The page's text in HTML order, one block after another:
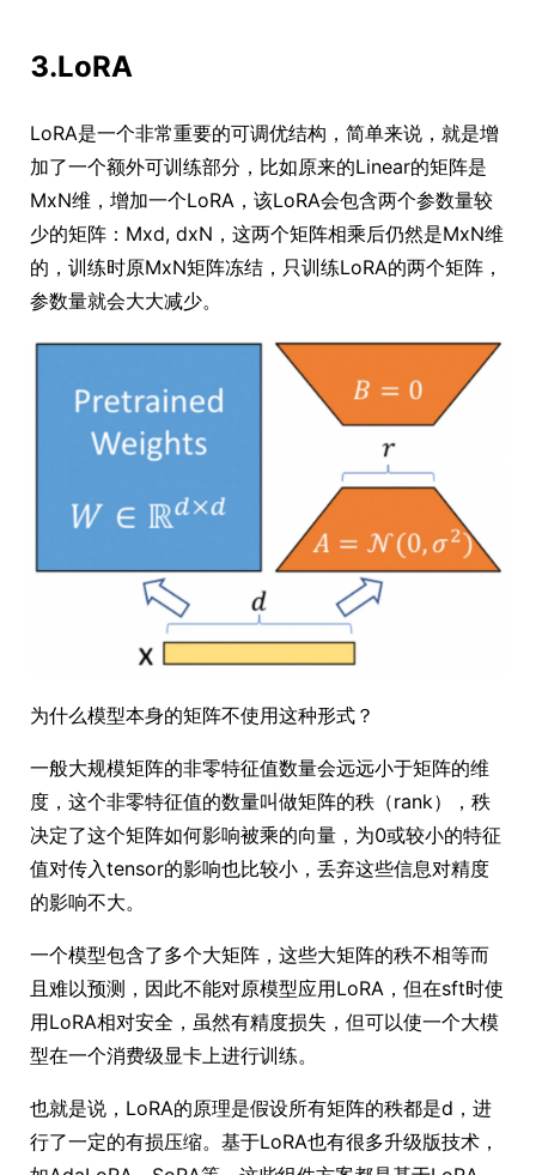
3.LoRA
LoRA是一个非常重要的可调优结构，简单来说，就是增
加了一个额外可训练部分，比如原来的Linear的矩阵是
MxN维，增加一个LoRA，该LoRA会包含两个参数量较
少的矩阵：Mxd, dxN，这两个矩阵相乘后仍然是MxN维
的，训练时原MxN矩阵冻结，只训练LoRA的两个矩阵，
参数量就会大大减少。
为什么模型本身的矩阵不使用这种形式？
一般大规模矩阵的非零特征值数量会远远小于矩阵的维
度，这个非零特征值的数量叫做矩阵的秩（rank），秩
决定了这个矩阵如何影响被乘的向量，为0或较小的特征
值对传入tensor的影响也比较小，丢弃这些信息对精度
的影响不大。
一个模型包含了多个大矩阵，这些大矩阵的秩不相等而
且难以预测，因此不能对原模型应用LoRA，但在sft时使
用LoRA相对安全，虽然有精度损失，但可以使一个大模
型在一个消费级显卡上进行训练。
也就是说，LoRA的原理是假设所有矩阵的秩都是d，进
行了一定的有损压缩。基于LoRA也有很多升级版技术，